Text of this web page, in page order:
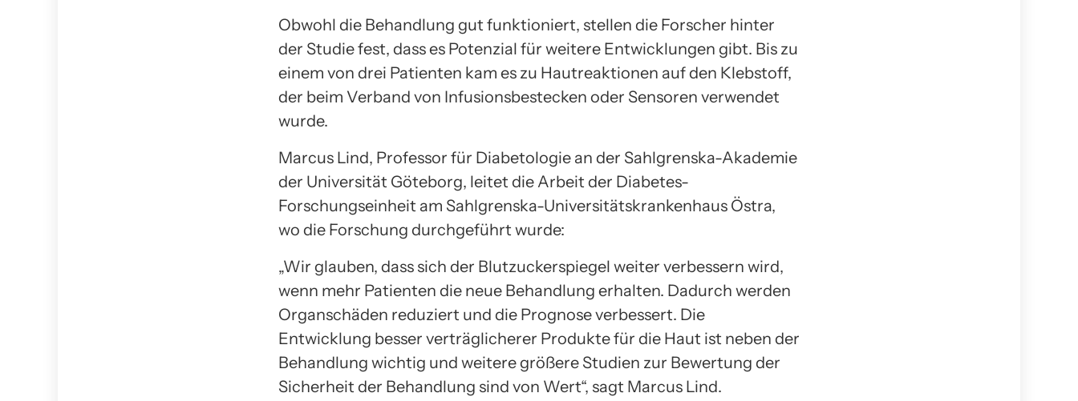
Obwohl die Behandlung gut funktioniert, stellen die Forscher hinter
der Studie fest, dass es Potenzial für weitere Entwicklungen gibt. Bis zu
einem von drei Patienten kam es zu Hautreaktionen auf den Klebstoff,
der beim Verband von Infusionsbestecken oder Sensoren verwendet
wurde.
Marcus Lind, Professor für Diabetologie an der Sahlgrenska-Akademie
der Universität Göteborg, leitet die Arbeit der Diabetes-
Forschungseinheit am Sahlgrenska-Universitätskrankenhaus Östra,
wo die Forschung durchgeführt wurde:
„Wir glauben, dass sich der Blutzuckerspiegel weiter verbessern wird,
wenn mehr Patienten die neue Behandlung erhalten. Dadurch werden
Organschäden reduziert und die Prognose verbessert. Die
Entwicklung besser verträglicherer Produkte für die Haut ist neben der
Behandlung wichtig und weitere größere Studien zur Bewertung der
Sicherheit der Behandlung sind von Wert“, sagt Marcus Lind.